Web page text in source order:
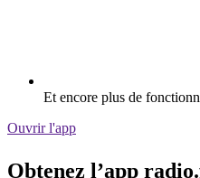
Et encore plus de
Ouvrir l'app
Obtenez l’app